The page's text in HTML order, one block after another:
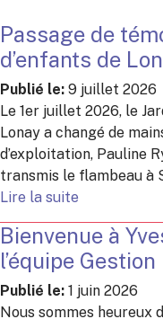
Passage de
d’enfants de
Publié le: 9 juillet 2026
Le 1er juillet 2026, le
Lonay a changé de
d’exploitation, Pauline
transmis le flambeau à
Lire la suite
Bienvenue à
l’équipe Gestion
Publié le: 1 juin 2026
Nous sommes heureux